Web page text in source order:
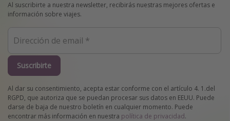
Al suscribirte a nuestra newsletter, recibirás nuestras mejores ofertas e
información sobre viajes.
Suscribirte
Al dar su consentimiento, acepta estar conforme con el artículo 4. 1.del
RGPD, que autoriza que se puedan procesar sus datos en EEUU. Puede
darse de baja de nuestro boletín en cualquier momento. Puede
encontrar más información en nuestra política de privacidad.